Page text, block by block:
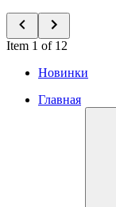
Item 1 of 12
Новинки
Главная